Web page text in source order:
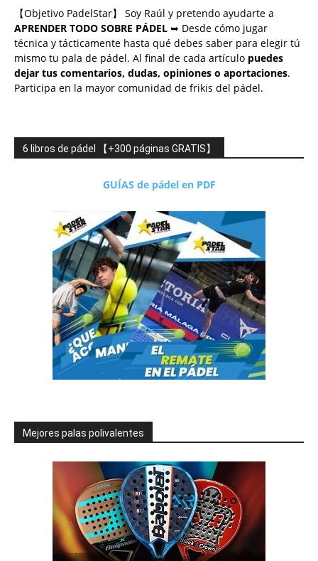
【Objetivo PadelStar】 Soy Raúl y pretendo ayudarte a
APRENDER TODO SOBRE PÁDEL ➥ Desde cómo jugar
técnica y tácticamente hasta qué debes saber para elegir tú
mismo tu pala de pádel. Al final de cada artículo puedes
dejar tus comentarios, dudas, opiniones o aportaciones.
Participa en la mayor comunidad de frikis del pádel.
6 libros de pádel 【+300 páginas GRATIS】
GUÍAS de pádel en PDF
Mejores palas polivalentes